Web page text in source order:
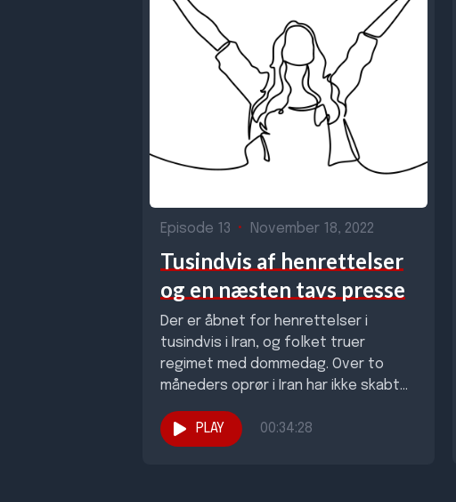
Episode 13 • November 18, 2022
Tusindvis af henrettelser
og en næsten tavs presse
Der er åbnet for henrettelser i
tusindvis i Iran, og folket truer
regimet med dommedag. Over to
måneders oprør i Iran har ikke skabt...
PLAY 00:34:28